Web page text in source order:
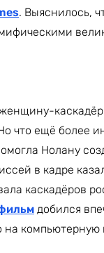
. Выяснилось,
что ещё более
Нолану
в кадре
каскадёров
добился
на компьютерную